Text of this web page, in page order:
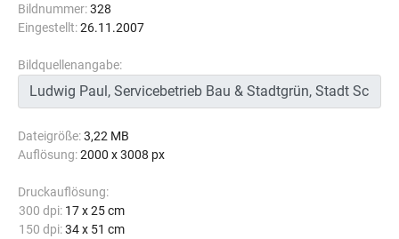
Bildnummer:328
Eingestellt:26.11.2007
Bildquellenangabe:
Dateigröße:3,22 MB
Auflösung:2000 x 3008 px
Druckauflösung:
300 dpi: 17 x 25 cm
150 dpi: 34 x 51 cm